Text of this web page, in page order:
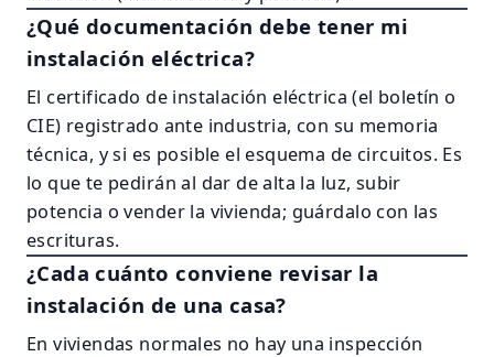
¿Qué documentación debe tener mi
instalación eléctrica?
El certificado de instalación eléctrica (el boletín o
CIE) registrado ante industria, con su memoria
técnica, y si es posible el esquema de circuitos. Es
lo que te pedirán al dar de alta la luz, subir
potencia o vender la vivienda; guárdalo con las
escrituras.
¿Cada cuánto conviene revisar la
instalación de una casa?
En viviendas normales no hay una inspección